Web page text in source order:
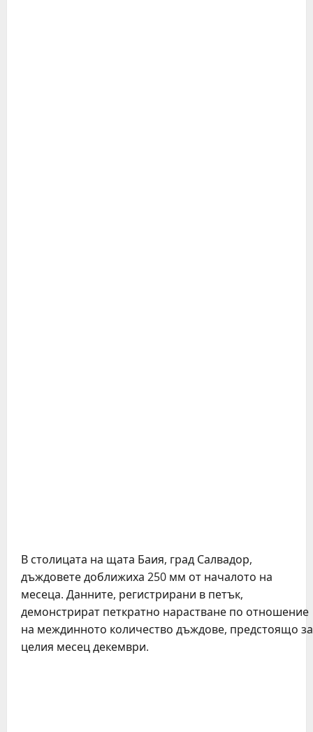
В столицата на щата Баия, град Салвадор,
дъждовете доближиха 250 мм от началото на
месеца. Данните, регистрирани в петък,
демонстрират петкратно нарастване по отношение
на междинното количество дъждове, предстоящо за
целия месец декември.